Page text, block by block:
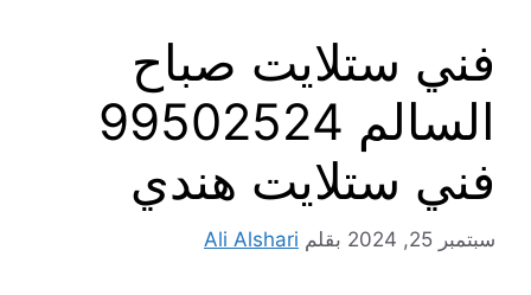
فني ستلايت صباح
السالم 99502524
فني ستلايت هندي
سبتمبر 25, 2024 بقلم Ali Alshari